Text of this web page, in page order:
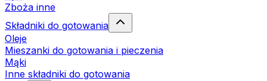
Zboża inne
Składniki do gotowania
Oleje
Mieszanki do gotowania i pieczenia
Mąki
Inne składniki do gotowania